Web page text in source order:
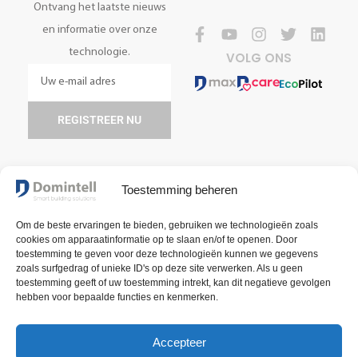
Toestemming beheren
Om de beste ervaringen te bieden, gebruiken we technologieën zoals
cookies om apparaatinformatie op te slaan en/of te openen. Door
toestemming te geven voor deze technologieën kunnen we gegevens
zoals surfgedrag of unieke ID's op deze site verwerken. Als u geen
toestemming geeft of uw toestemming intrekt, kan dit negatieve gevolgen
hebben voor bepaalde functies en kenmerken.
Accepteer
Ontvang het laatste nieuws
en informatie over onze
technologie.
REGISTREER NU
VOLG ONS
Algemene verkoopsvoorwaardenVoorwaarden voor gebruik